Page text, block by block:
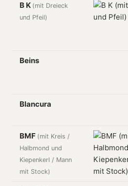
B K (mit Dreieck
und Pfeil)
Beins
Blancura
BMF (mit Kreis /
Halbmond und
Kiepenkerl / Mann
mit Stock)